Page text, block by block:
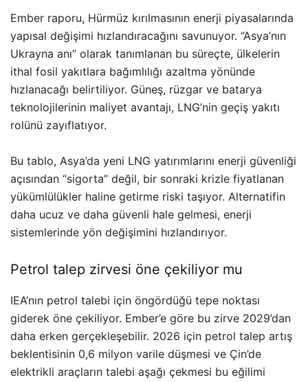
Ember raporu, Hürmüz kırılmasının enerji piyasalarında
yapısal değişimi hızlandıracağını savunuyor. “Asya’nın
Ukrayna anı” olarak tanımlanan bu süreçte, ülkelerin
ithal fosil yakıtlara bağımlılığı azaltma yönünde
hızlanacağı belirtiliyor. Güneş, rüzgar ve batarya
teknolojilerinin maliyet avantajı, LNG’nin geçiş yakıtı
rolünü zayıflatıyor.
Bu tablo, Asya’da yeni LNG yatırımlarını enerji güvenliği
açısından “sigorta” değil, bir sonraki krizle fiyatlanan
yükümlülükler haline getirme riski taşıyor. Alternatifin
daha ucuz ve daha güvenli hale gelmesi, enerji
sistemlerinde yön değişimini hızlandırıyor.
Petrol talep zirvesi öne çekiliyor mu
IEA’nın petrol talebi için öngördüğü tepe noktası
giderek öne çekiliyor. Ember’e göre bu zirve 2029’dan
daha erken gerçekleşebilir. 2026 için petrol talep artış
beklentisinin 0,6 milyon varile düşmesi ve Çin’de
elektrikli araçların talebi aşağı çekmesi bu eğilimi